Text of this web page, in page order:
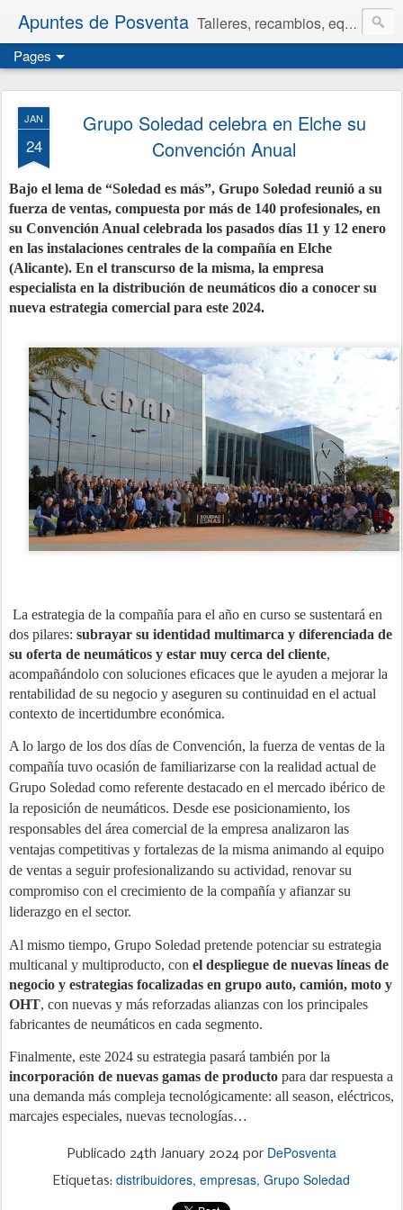
Apuntes de Posventa Talleres, recambios, equipamiento y neumáticos.
Pages
JAN
24
Grupo Soledad celebra en Elche su
Convención Anual
Bajo el lema de “Soledad es más”, Grupo Soledad reunió a su
fuerza de ventas, compuesta por más de 140 profesionales, en
su Convención Anual celebrada los pasados días 11 y 12 enero
en las instalaciones centrales de la compañía en Elche
(Alicante). En el transcurso de la misma, la empresa
especialista en la distribución de neumáticos dio a conocer su
nueva estrategia comercial para este 2024.
La estrategia de la compañía para el año en curso se sustentará en
dos pilares: subrayar su identidad multimarca y diferenciada de
su oferta de neumáticos y estar muy cerca del cliente,
acompañándolo con soluciones eficaces que le ayuden a mejorar la
rentabilidad de su negocio y aseguren su continuidad en el actual
contexto de incertidumbre económica.
A lo largo de los dos días de Convención, la fuerza de ventas de la
compañía tuvo ocasión de familiarizarse con la realidad actual de
Grupo Soledad como referente destacado en el mercado ibérico de
la reposición de neumáticos. Desde ese posicionamiento, los
responsables del área comercial de la empresa analizaron las
ventajas competitivas y fortalezas de la misma animando al equipo
de ventas a seguir profesionalizando su actividad, renovar su
compromiso con el crecimiento de la compañía y afianzar su
liderazgo en el sector.
Al mismo tiempo, Grupo Soledad pretende potenciar su estrategia
multicanal y multiproducto, con el despliegue de nuevas líneas de
negocio y estrategias focalizadas en grupo auto, camión, moto y
OHT, con nuevas y más reforzadas alianzas con los principales
fabricantes de neumáticos en cada segmento.
Finalmente, este 2024 su estrategia pasará también por la
incorporación de nuevas gamas de producto para dar respuesta a
una demanda más compleja tecnológicamente: all season, eléctricos,
marcajes especiales, nuevas tecnologías…
Publicado 24th January 2024por DePosventa
Etiquetas: distribuidores empresas Grupo Soledad